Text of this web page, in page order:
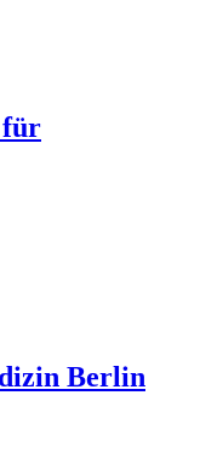
für
Berlin